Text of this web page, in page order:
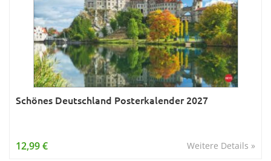
Schönes Deutschland Posterkalender 2027
Weitere Details »
12,99 €